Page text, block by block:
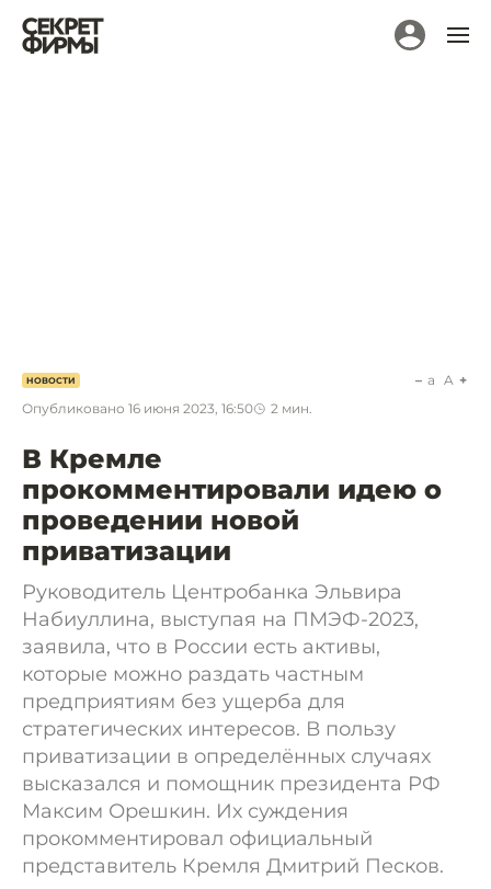
НОВОСТИ
Опубликовано 16 июня 2023, 16:50 2 мин.
a A
В Кремле
прокомментировали идею о
проведении новой
приватизации
Руководитель Центробанка Эльвира
Набиуллина, выступая на ПМЭФ-2023,
заявила, что в России есть активы,
которые можно раздать частным
предприятиям без ущерба для
стратегических интересов. В пользу
приватизации в определённых случаях
высказался и помощник президента РФ
Максим Орешкин. Их суждения
прокомментировал официальный
представитель Кремля Дмитрий Песков.